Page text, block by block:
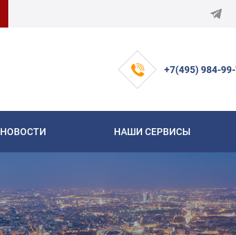
+7(495) 984-
НОВОСТИ НАШИ СЕРВИСЫ